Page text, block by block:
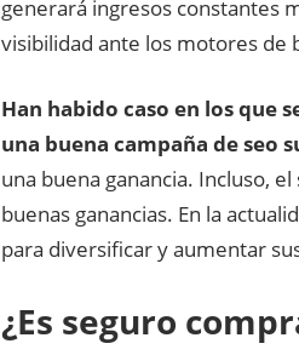
generará ingresos constantes
visibilidad ante los motores de
Han habido caso en los que
una buena campaña de seo
una buena ganancia. Incluso,
buenas ganancias. En la
para diversificar y aumentar
¿Es seguro